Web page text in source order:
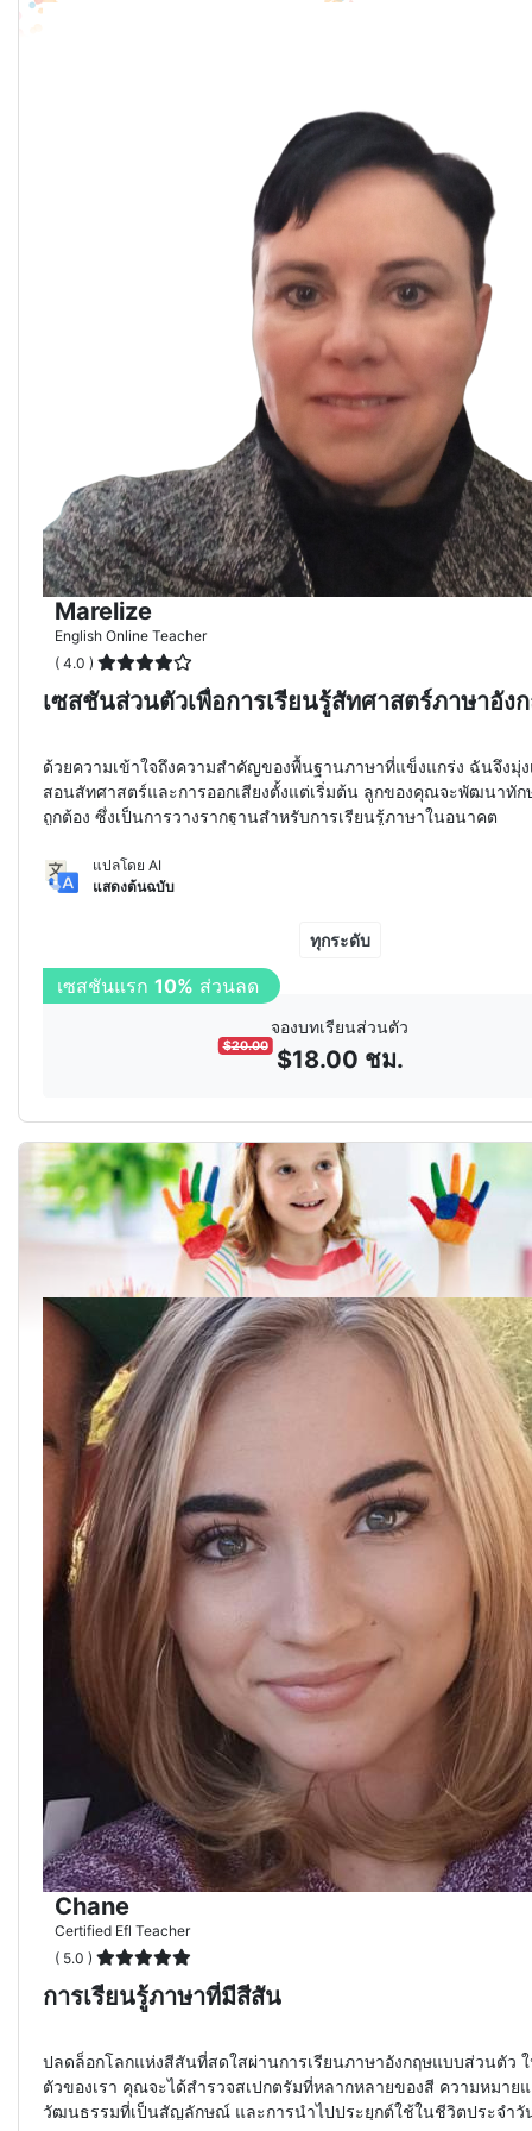
Marelize
English Online Teacher
( 4.0 )
เซสชันส่วนตัวเพื่อการเรียนรู้สัทศาสตร์ภาษาอัง
ด้วยความเข้าใจถึงความสำคัญของพื้นฐานภาษาที่แข็งแกร่ง ฉันจึงมุ่
สอนสัทศาสตร์และการออกเสียงตั้งแต่เริ่มต้น ลูกของคุณจะพัฒนาทัก
ถูกต้อง ซึ่งเป็นการวางรากฐานสำหรับการเรียนรู้ภาษาในอนาคต
แปลโดย AI
แสดงต้นฉบับ
ทุกระดับ
เซสชันแรก 10% ส่วนลด
จองบทเรียนส่วนตัว
$20.00 $18.00 ชม.
Chane
Certified Efl Teacher
( 5.0 )
การเรียนรู้ภาษาที่มีสีสัน
ปลดล็อกโลกแห่งสีสันที่สดใสผ่านการเรียนภาษาอังกฤษแบบส่วนตัว
ตัวของเรา คุณจะได้สำรวจสเปกตรัมที่หลากหลายของสี ความหมายแ
วัฒนธรรมที่เป็นสัญลักษณ์ และการนำไปประยุกต์ใช้ในชีวิตประจำวั